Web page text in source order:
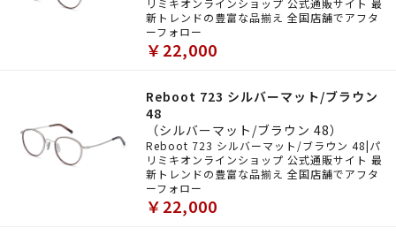
リミキオンラインショップ 公式通販サイト 最
新トレンドの豊富な品揃え 全国店舗でアフタ
ーフォロー
￥22,000
Reboot 723 シルバーマット/ブラウン
48
（シルバーマット/ブラウン 48）
Reboot 723 シルバーマット/ブラウン 48|パ
リミキオンラインショップ 公式通販サイト 最
新トレンドの豊富な品揃え 全国店舗でアフタ
ーフォロー
￥22,000